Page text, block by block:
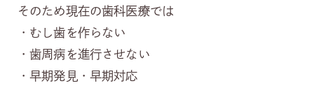
そのため現在の歯科医療では
・むし歯を作らない
・歯周病を進行させない
・早期発見・早期対応